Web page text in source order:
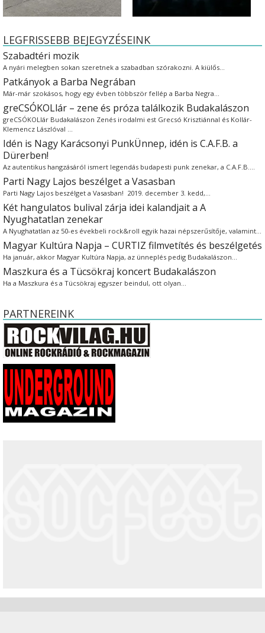
LEGFRISSEBB BEJEGYZÉSEINK
Szabadtéri mozik
A nyári melegben sokan szeretnek a szabadban szórakozni. A kiülős…
Patkányok a Barba Negrában
Már-már szokásos, hogy egy évben többször fellép a Barba Negra…
greCSÓKOLlár – zene és próza találkozik Budakalászon
greCSÓKOLlár Budakalászon Zenés irodalmi est Grecsó Krisztiánnal és Kollár-
Klemencz Lászlóval …
Idén is Nagy Karácsonyi PunkÜnnep, idén is C.A.F.B. a
Dürerben!
Az autentikus hangzásáról ismert legendás budapesti punk zenekar, a C.A.F.B.…
Parti Nagy Lajos beszélget a Vasasban
Parti Nagy Lajos beszélget a Vasasban! 2019. december 3. kedd,…
Két hangulatos bulival zárja idei kalandjait a A
Nyughatatlan zenekar
A Nyughatatlan az 50-es évekbeli rock&roll egyik hazai népszerűsítője, valamint…
Magyar Kultúra Napja – CURTIZ filmvetítés és beszélgetés
Ha január, akkor Magyar Kultúra Napja, az ünneplés pedig Budakalászon…
Maszkura és a Tücsökraj koncert Budakalászon
Ha a Maszkura és a Tücsökraj egyszer beindul, ott olyan…
PARTNEREINK